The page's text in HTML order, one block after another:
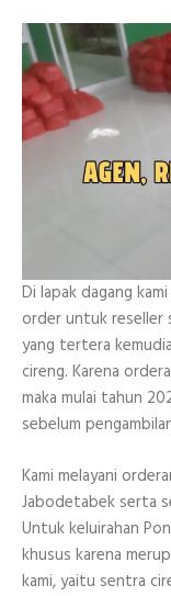
Di lapak dagang
order untuk reseller
yang tertera
cireng. Karena
maka mulai tahun
sebelum
Kami melayani
Jabodetabek serta
Untuk keluirahan
khusus karena
kami, yaitu sentra